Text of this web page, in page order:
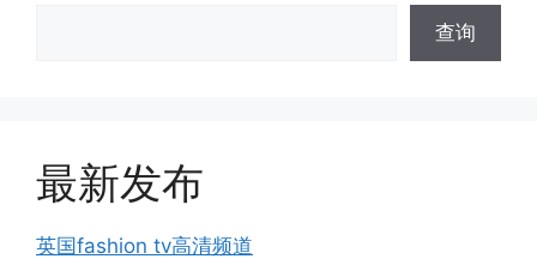
查询
最新发布
英国fashion tv高清频道